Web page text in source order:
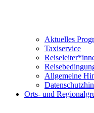
Aktuelles
Taxiservice
Allgemeine
Orts- und